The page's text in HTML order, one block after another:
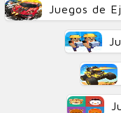
Juegos de